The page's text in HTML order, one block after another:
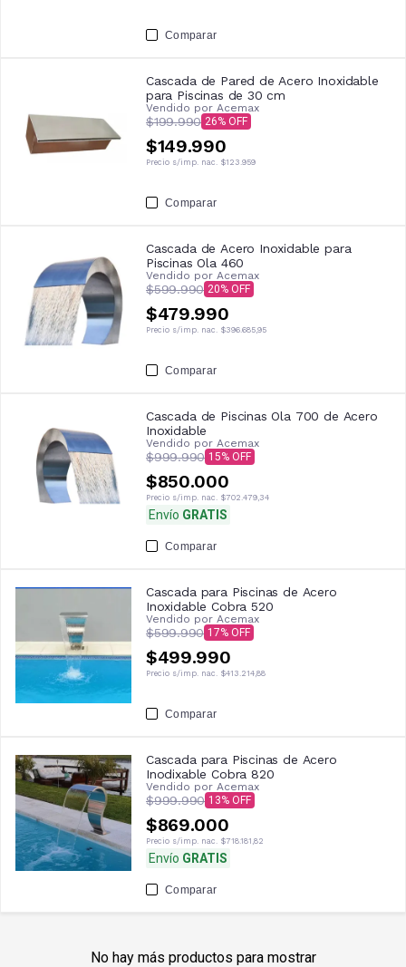
Comparar
Cascada de Pared de Acero Inoxidable
para Piscinas de 30 cm
Vendido por Acemax
$199.990 26
$149.990
Precio s/imp. nac. $123.959
Comparar
Cascada de Acero Inoxidable para
Piscinas Ola 460
Vendido por Acemax
$599.990 20
$479.990
Precio s/imp. nac. $396.685,95
Comparar
Cascada de Piscinas Ola 700 de Acero
Inoxidable
Vendido por Acemax
$999.990 15
$850.000
Precio s/imp. nac. $702.479,34
Envío GRATIS
Comparar
Cascada para Piscinas de Acero
Inoxidable Cobra 520
Vendido por Acemax
$599.990 17
$499.990
Precio s/imp. nac. $413.214,88
Comparar
Cascada para Piscinas de Acero
Inodixable Cobra 820
Vendido por Acemax
$999.990 13
$869.000
Precio s/imp. nac. $718.181,82
Envío GRATIS
Comparar
No hay más productos para mostrar